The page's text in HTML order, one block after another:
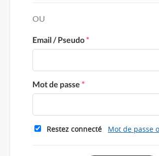
OU
Email / Pseudo*
Mot de passe *
Restez connecté Mot de passe